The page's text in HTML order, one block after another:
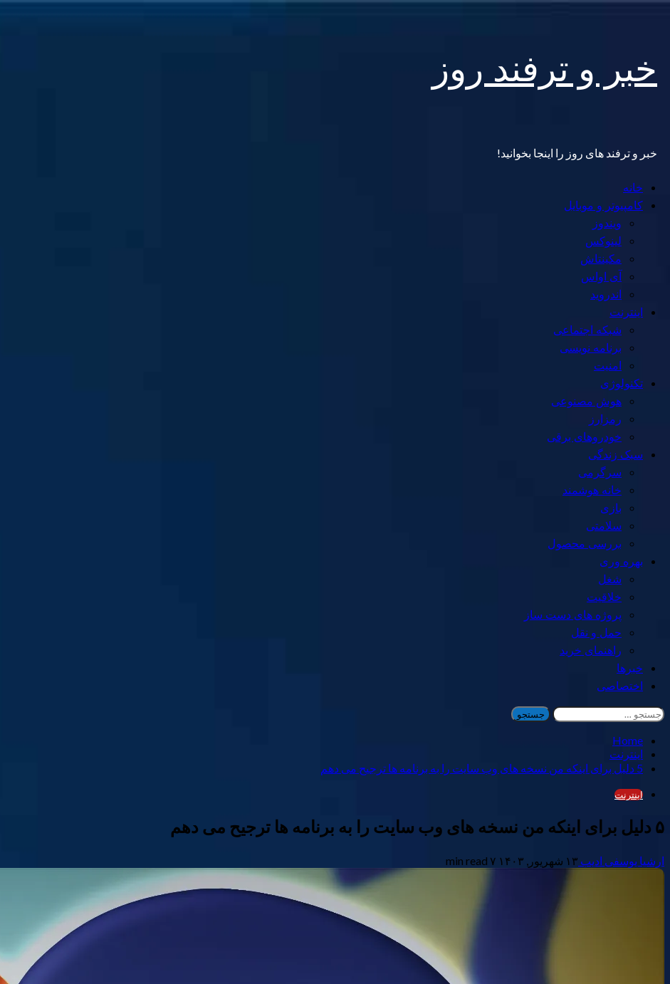
content
خبر و ترفند روز
خبر و ترفند های روز را اینجا بخوانید!
Primary
Menu
خانه
کامپیوتر و موبایل
ویندوز
لینوکس
مکینتاش
آی اواس
اندروید
اینترنت
شبکه اجتماعی
برنامه نویسی
امنیت
تکنولوژی
هوش مصنوعی
رمزارز
خودروهای برقی
سبک زندگی
سرگرمی
خانه هوشمند
بازی
سلامتی
بررسی محصول
بهره وری
شغل
خلاقیت
پروژه های دست ساز
حمل و نقل
راهنمای خرید
خبرها
اختصاصی
جستجو
برای:
Home
اینترنت
5 دلیل برای اینکه من نسخه های وب سایت را به برنامه ها ترجیح می دهم
اینترنت
۵ دلیل برای اینکه من نسخه های وب سایت را به برنامه ها ترجیح می دهم
ارشیا یوسفی ادیب ۱۳ شهریور, ۱۴۰۳ ۷ min read